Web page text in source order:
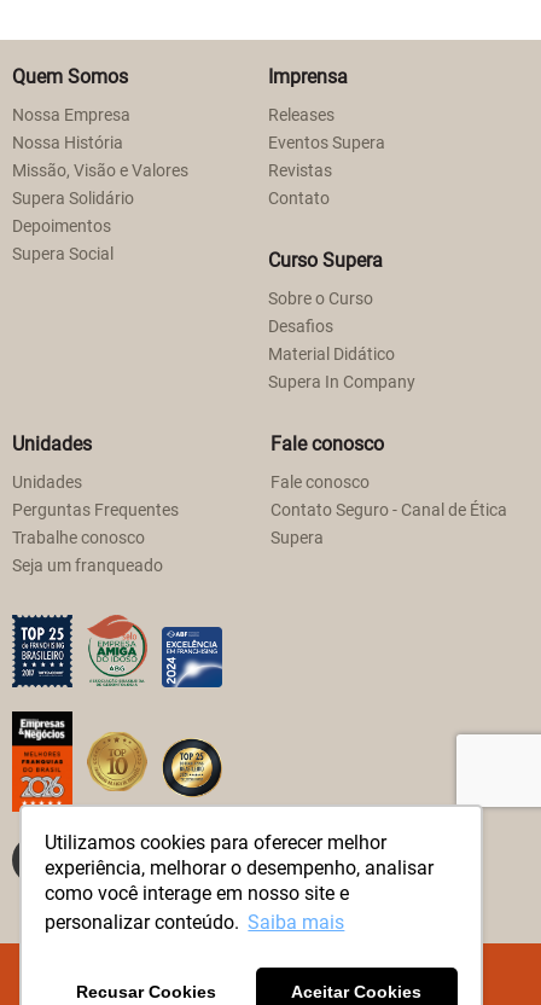
Utilizamos cookies para oferecer melhor
experiência, melhorar o desempenho, analisar
como você interage em nosso site e
personalizar conteúdo. Saiba mais
Recusar Cookies Aceitar Cookies
Quem Somos
Nossa Empresa
Nossa História
Missão, Visão e Valores
Supera Solidário
Depoimentos
Supera Social
Imprensa
Releases
Eventos Supera
Revistas
Contato
Curso Supera
Sobre o Curso
Desafios
Material Didático
Supera In Company
Unidades
Unidades
Perguntas Frequentes
Trabalhe conosco
Seja um franqueado
Fale conosco
Fale conosco
Contato Seguro - Canal de Ética
Supera
© Método Supera Todos os direitos reservados.
Política de Privacidade